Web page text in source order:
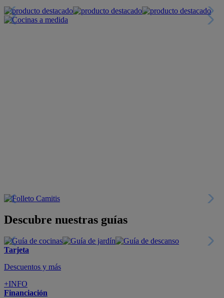
Descubre nuestras guías
Tarjeta
Descuentos y más
+INFO
Financiación